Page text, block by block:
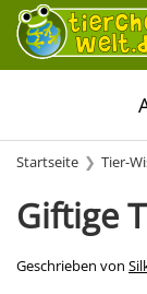
Startseite Tier-
Giftige
Geschrieben von